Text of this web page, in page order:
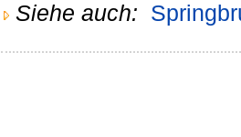
Siehe auch: